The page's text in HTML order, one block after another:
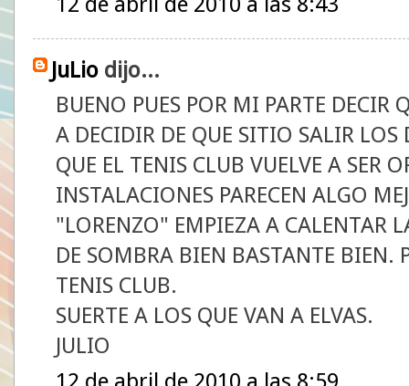
JuLio dijo...
BUENO PUES POR MI PARTE
A DECIDIR DE QUE SITIO SALIR
QUE EL TENIS CLUB VUELVE A SER
INSTALACIONES PARECEN ALGO
"LORENZO" EMPIEZA A CALENTAR
DE SOMBRA BIEN BASTANTE BIEN.
TENIS CLUB.
SUERTE A LOS QUE VAN A ELVAS.
JULIO